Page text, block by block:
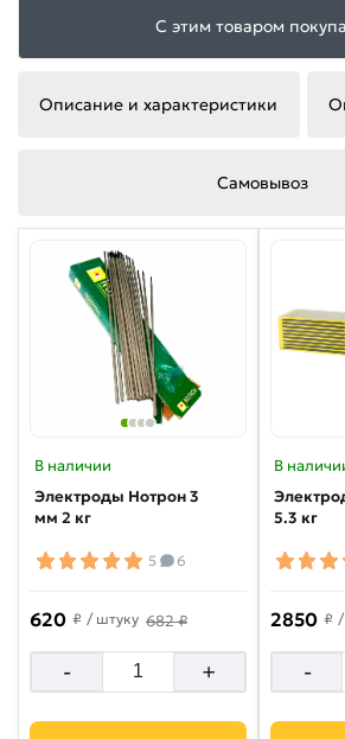
С этим товаром
Описание и характеристики
Самовывоз
В наличии
Электроды Нотрон 3
мм 2 кг
5 6
620 ₽ / штуку 682 ₽
- +
В
5.3 кг
2850 ₽
-